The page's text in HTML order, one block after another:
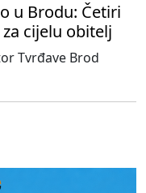
u Brodu: Četiri
cijelu obitelj
Tvrđave Brod